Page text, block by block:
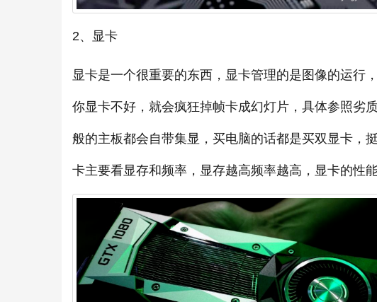
2、显卡
显卡是一个很重要的东西，显卡管理的是图像的运行
你显卡不好，就会疯狂掉帧卡成幻灯片，具体参照劣
般的主板都会自带集显，买电脑的话都是买双显卡，
卡主要看显存和频率，显存越高频率越高，显卡的性能